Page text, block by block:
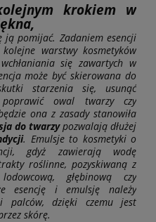
krokiem w
pomijać. Zadaniem esencji
warstwy kosmetyków
się zawartych w
może być skierowana do
starzenia się, usunąć
owal twarzy czy
ona z zasady stanowiła
do twarzypozwalają dłużej
. Emulsje to kosmetyki o
gdyż zawierają wodę
roślinne, pozyskiwaną z
głębinową czy
esencję i emulsję należy
palców, dzięki czemu jest
skórę.